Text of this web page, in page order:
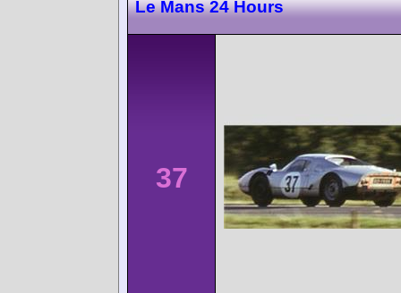
Le Mans 24 Hours
37